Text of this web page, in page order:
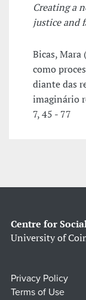
Creating a
justice and
Bicas,
como
diante das
imaginário
7, 45 - 77
Centre for
University of
Privacy Policy
Terms of Use